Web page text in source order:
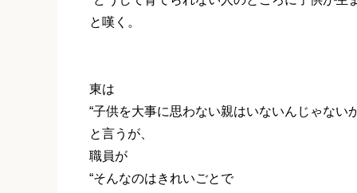
と嘆く。
東は
“子供を大事に思わない親はいないんじゃない
と言うが、
職員が
“そんなのはきれいごとで